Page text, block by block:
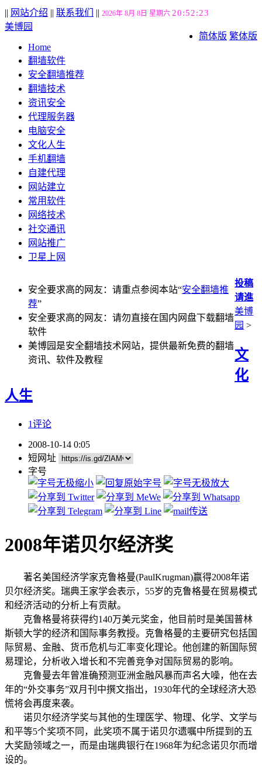
|| 网站介绍 || 联系我们 || 2026年 8月 8日 星期六 20:52:23
简体版 繁体版
美博园
Home
翻墙软件
安全翻墙推荐
翻墙技术
资讯安全
代理服务器
电脑安全
文化人生
手机翻墙
自建代理
网站建立
常用软件
网络技术
社交通讯
网站推广
卫星上网
安全要求高的网友：请重点参阅本站“安全翻墙推
荐”
安全要求高的网友：请勿直接在国内网盘下载翻墙
软件
美博园是安全翻墙技术网站，提供最新免费的翻墙
资讯、软件及教程
投稿
请進
美博
园 >
文
化
人生
1评论
2008-10-14 0:05
短网址
字号
2008年诺贝尔经济奖
著名美国经济学家克鲁格曼(PaulKrugman)赢得2008年诺
贝尔经济奖。瑞典王家学会表示，55岁的克鲁格曼在贸易模式
和经济活动的分析上有贡献。
克鲁格曼将获得约140万美元奖金，他目前时是美国普林
斯顿大学的经济和国际事务教授。克鲁格曼的主要研究包括国
际贸易、金融、货币危机与汇率变化理论。他创建的新国际贸
易理论，分析收入增长和不完善竞争对国际贸易的影响。
克鲁曼去年曾准确预测亚洲金融风暴而声名大噪，他在去
年的“外交事务”双月刊中撰文指出，1930年代的全球经济大恐
慌将会再度来袭。
诺贝尔经济学奖与其他的生理医学、物理、化学、文学与
和平等5个奖项不同，此奖项不属于诺贝尔遗嘱中所提到的五
大奖励领域之一，而是由瑞典银行在1968年为纪念诺贝尔而增
设的。